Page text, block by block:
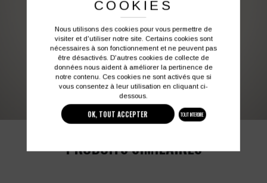
besoins d’image. Profitez de son expérience !
Vous souhaitez avoir plus d’informations ?
03 27 28 87 86 contact@colbleu.fr
PRODUITS SIMILAIRES
COOKIES
Nous utilisons des cookies pour vous permettre de
visiter et d'utiliser notre site. Certains cookies sont
nécessaires à son fonctionnement et ne peuvent pas
être désactivés. D'autres cookies de collecte de
données nous aident à améliorer la pertinence de
notre contenu. Ces cookies ne sont activés que si
vous consentez à leur utilisation en cliquant ci-
dessous.
OK, TOUT ACCEPTER TOUT INTERDIRE